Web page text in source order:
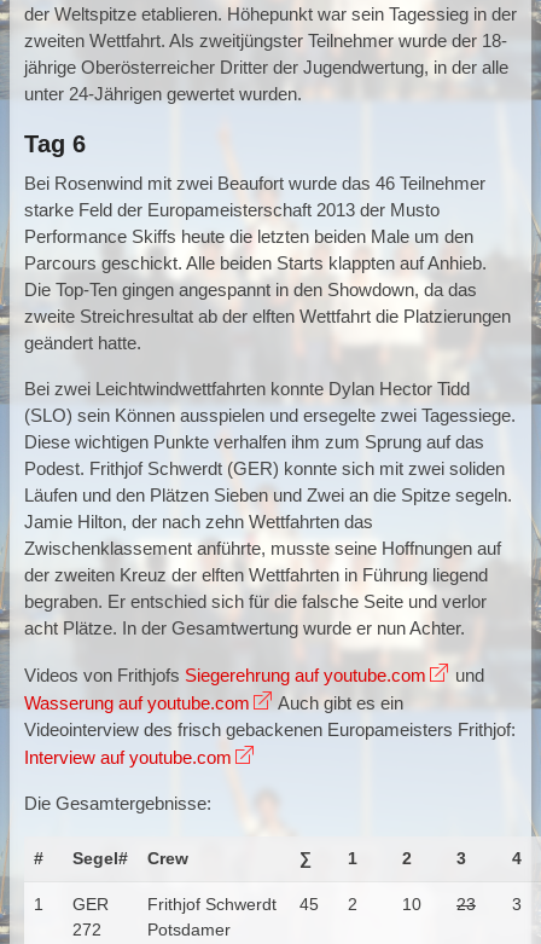
der Weltspitze etablieren. Höhepunkt war sein Tagessieg in der
zweiten Wettfahrt. Als zweitjüngster Teilnehmer wurde der 18-
jährige Oberösterreicher Dritter der Jugendwertung, in der alle
unter 24-Jährigen gewertet wurden.
Tag 6
Bei Rosenwind mit zwei Beaufort wurde das 46 Teilnehmer
starke Feld der Europameisterschaft 2013 der Musto
Performance Skiffs heute die letzten beiden Male um den
Parcours geschickt. Alle beiden Starts klappten auf Anhieb.
Die Top-Ten gingen angespannt in den Showdown, da das
zweite Streichresultat ab der elften Wettfahrt die Platzierungen
geändert hatte.
Bei zwei Leichtwindwettfahrten konnte Dylan Hector Tidd
(SLO) sein Können ausspielen und ersegelte zwei Tagessiege.
Diese wichtigen Punkte verhalfen ihm zum Sprung auf das
Podest. Frithjof Schwerdt (GER) konnte sich mit zwei soliden
Läufen und den Plätzen Sieben und Zwei an die Spitze segeln.
Jamie Hilton, der nach zehn Wettfahrten das
Zwischenklassement anführte, musste seine Hoffnungen auf
der zweiten Kreuz der elften Wettfahrten in Führung liegend
begraben. Er entschied sich für die falsche Seite und verlor
acht Plätze. In der Gesamtwertung wurde er nun Achter.
Videos von Frithjofs Siegerehrung auf youtube.com
und
Wasserung auf youtube.com
Auch gibt es ein
Videointerview des frisch gebackenen Europameisters Frithjof:
Interview auf youtube.com
Die Gesamtergebnisse:
# Segel# Crew ∑ 1 2 3 4
1
GER
272
Frithjof Schwerdt
Potsdamer
45 2 10 23 3